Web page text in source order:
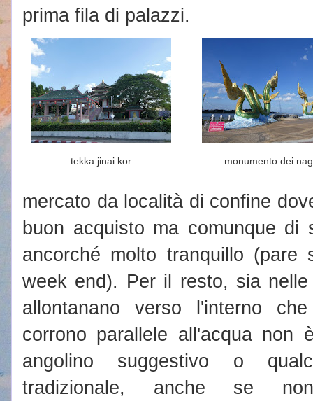
prima fila di palazzi.
tekka jinai kor monumento dei
mercato da località di confine
buon acquisto ma comunque di
ancorché molto tranquillo
week end). Per il resto, sia
allontanano verso l'interno
corrono parallele all'acqua non
angolino suggestivo o
tradizionale, anche se